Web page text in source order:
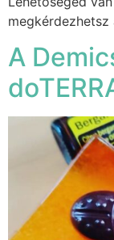
megkérdezhetsz
A